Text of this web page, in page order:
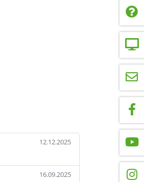
12.12.2025
16.09.2025